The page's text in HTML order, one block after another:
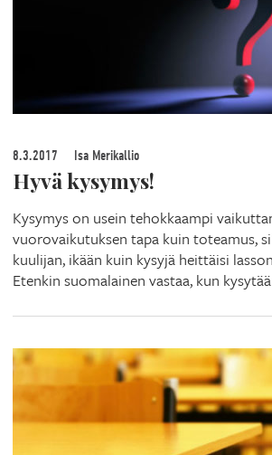
8.3.2017 Isa Merikallio
Hyvä kysymys!
Kysymys on usein tehokkaampi
vuorovaikutuksen tapa kuin toteamus,
kuulijan, ikään kuin kysyjä heittäisi
Etenkin suomalainen vastaa, kun